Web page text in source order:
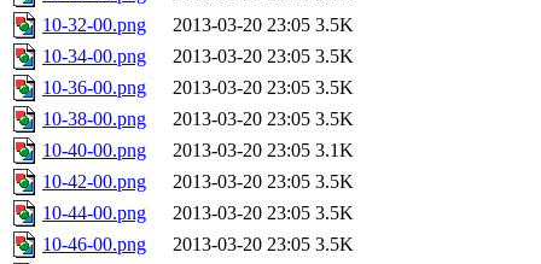
10-32-00.png
2013-03-20 23:05 3.5K
10-34-00.png
2013-03-20 23:05 3.5K
10-36-00.png
2013-03-20 23:05 3.5K
10-38-00.png
2013-03-20 23:05 3.5K
10-40-00.png
2013-03-20 23:05 3.1K
10-42-00.png
2013-03-20 23:05 3.5K
10-44-00.png
2013-03-20 23:05 3.5K
10-46-00.png
2013-03-20 23:05 3.5K